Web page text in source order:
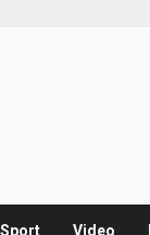
Sport Video